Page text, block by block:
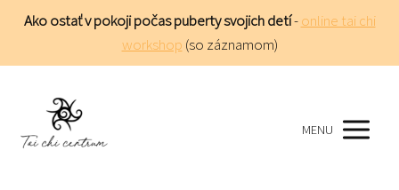
Ako ostať v pokoji počas puberty svojich detí-online tai chi
workshop (so záznamom)
MENU